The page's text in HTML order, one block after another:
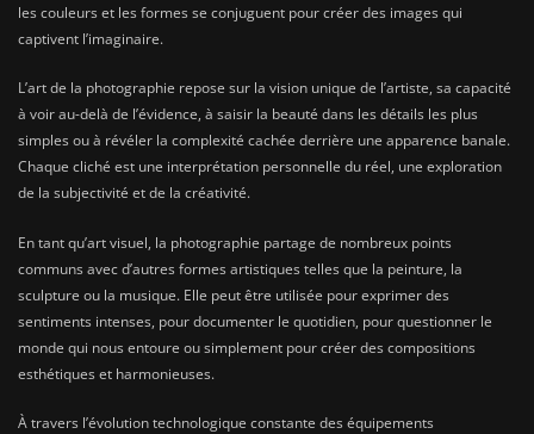
les couleurs et les formes se conjuguent pour créer des images qui
captivent l’imaginaire.
L’art de la photographie repose sur la vision unique de l’artiste, sa capacité
à voir au-delà de l’évidence, à saisir la beauté dans les détails les plus
simples ou à révéler la complexité cachée derrière une apparence banale.
Chaque cliché est une interprétation personnelle du réel, une exploration
de la subjectivité et de la créativité.
En tant qu’art visuel, la photographie partage de nombreux points
communs avec d’autres formes artistiques telles que la peinture, la
sculpture ou la musique. Elle peut être utilisée pour exprimer des
sentiments intenses, pour documenter le quotidien, pour questionner le
monde qui nous entoure ou simplement pour créer des compositions
esthétiques et harmonieuses.
À travers l’évolution technologique constante des équipements